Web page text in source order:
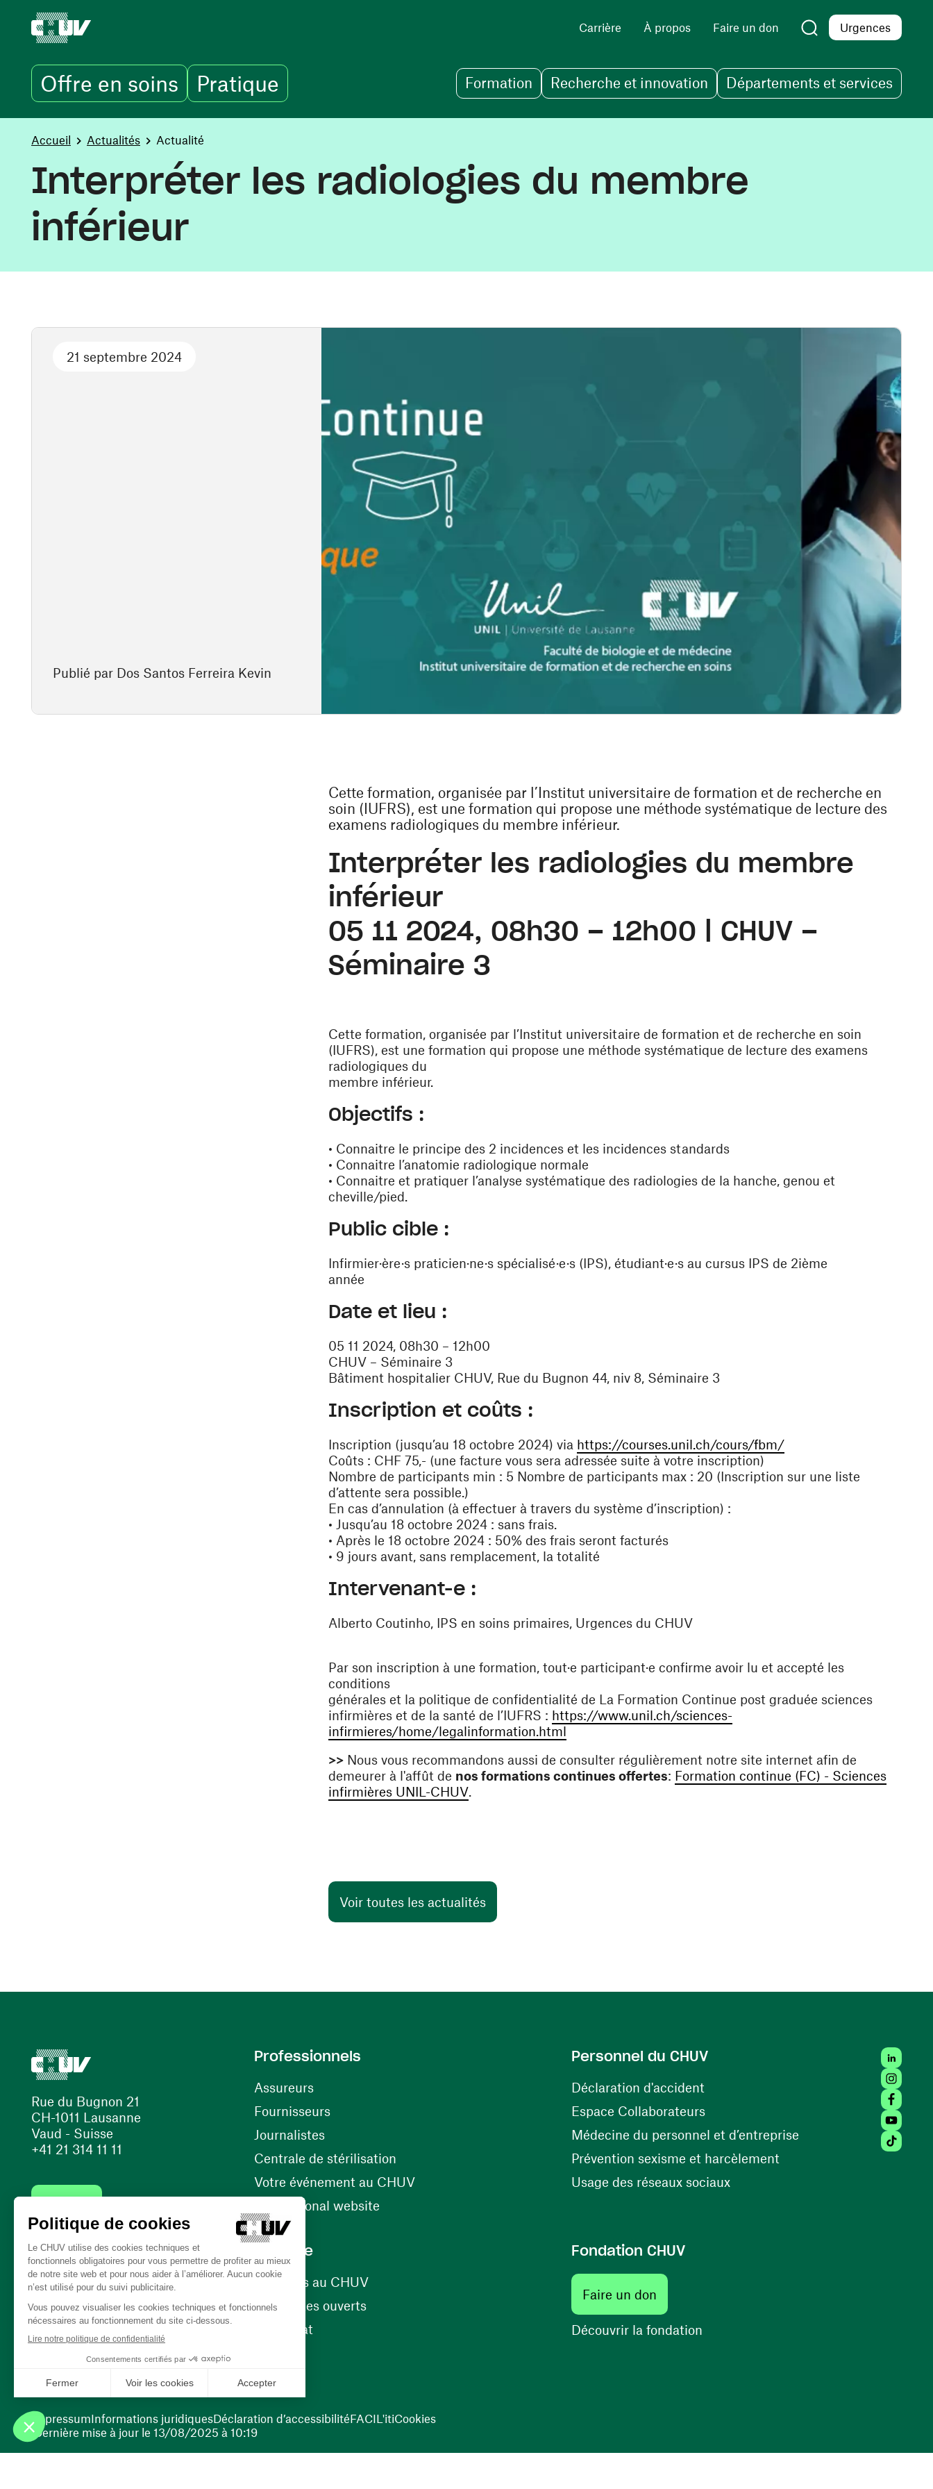
Carrière À propos Faire un don Urgences
Offre en soins Pratique Formation Recherche et innovation Départements et services
You are here:
Accueil Actualités Actualité
Interpréter les radiologies du membre
inférieur
Publié par Dos Santos Ferreira Kevin
21 septembre 2024
Cette formation, organisée par l’Institut universitaire de formation et de recherche en
soin (IUFRS), est une formation qui propose une méthode systématique de lecture des
examens radiologiques du membre inférieur.
Interpréter les radiologies du membre
inférieur
05 11 2024, 08h30 – 12h00 | CHUV –
Séminaire 3
Cette formation, organisée par l’Institut universitaire de formation et de recherche en soin
(IUFRS), est une formation qui propose une méthode systématique de lecture des examens
radiologiques du
membre inférieur.
Objectifs :
• Connaitre le principe des 2 incidences et les incidences standards
• Connaitre l’anatomie radiologique normale
• Connaitre et pratiquer l’analyse systématique des radiologies de la hanche, genou et
cheville/pied.
Public cible :
Infirmier·ère·s praticien·ne·s spécialisé·e·s (IPS), étudiant·e·s au cursus IPS de 2ième
année
Date et lieu :
05 11 2024, 08h30 – 12h00
CHUV – Séminaire 3
Bâtiment hospitalier CHUV, Rue du Bugnon 44, niv 8, Séminaire 3
Inscription et coûts :
Inscription (jusqu’au 18 octobre 2024) via https://courses.unil.ch/cours/fbm/(ouvre une nouvelle
Coûts : CHF 75,- (une facture vous sera adressée suite à votre inscription)
Nombre de participants min : 5 Nombre de participants max : 20 (Inscription sur une liste
d’attente sera possible.)
En cas d’annulation (à effectuer à travers du système d’inscription) :
• Jusqu’au 18 octobre 2024 : sans frais.
• Après le 18 octobre 2024 : 50% des frais seront facturés
• 9 jours avant, sans remplacement, la totalité
Intervenant-e :
Alberto Coutinho, IPS en soins primaires, Urgences du CHUV
Par son inscription à une formation, tout·e participant·e confirme avoir lu et accepté les
conditions
générales et la politique de confidentialité de La Formation Continue post graduée sciences
infirmières et de la santé de l’IUFRS : https://www.unil.ch/sciences-
infirmieres/home/legalinformation.html
>> Nous vous recommandons aussi de consulter régulièrement notre site internet afin de
demeurer à l'affût de nos formations continues offertes: Formation continue (FC) - Sciences
infirmières UNIL-CHUV(ouvre une nouvelle fenêtre)
.
Voir toutes les actualités
Rue du Bugnon 21
CH-1011 Lausanne
Vaud - Suisse
+41 21 314 11 11
(ouvre une nouvelle fenêtre)
(ouvre une nouvelle fenêtre)
Professionnels
Assureurs
Fournisseurs(ouvre une nouvelle fenêtre)
Journalistes
Centrale de stérilisation
Votre événement au CHUV(ouvre une nouvelle fenêtre)
International website
Personnel du CHUV
Déclaration d'accident(ouvre une nouvelle fenêtre)
Espace Collaborateurs(ouvre une nouvelle fenêtre)
Médecine du personnel et d’entreprise(ouvre une nouvelle
Prévention sexisme et harcèlement(ouvre une nouvelle
Usage des réseaux sociaux(ouvre une nouvelle fenêtre)
Carrière
Carrières au CHUV(ouvre une nouvelle fenêtre)
Nos postes ouverts(ouvre une nouvelle fenêtre)
Bénévolat
Fondation CHUV
Faire un don(ouvre une nouvelle fenêtre)
Découvrir la fondation(ouvre une nouvelle fenêtre)
Tiktok
Dernière mise à jour le 13/08/2025 à 10:19
ImpressumInformations juridiquesDéclaration d’accessibilitéFACIL'itiCookies